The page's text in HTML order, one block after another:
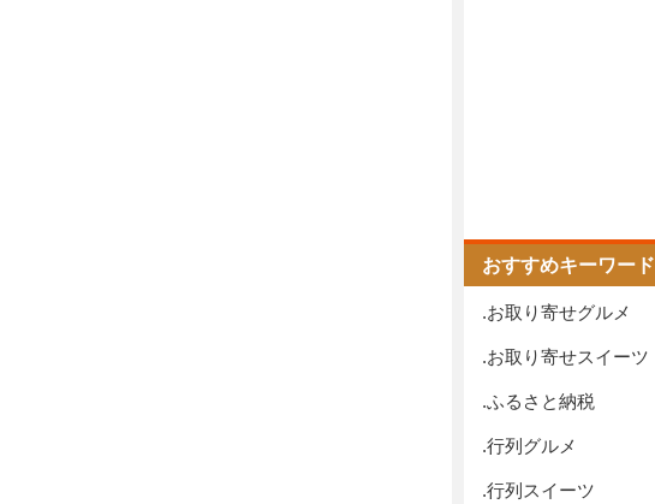
おすすめキーワード
.お取り寄せグルメ
.お取り寄せスイーツ
.ふるさと納税
.行列グルメ
.行列スイーツ